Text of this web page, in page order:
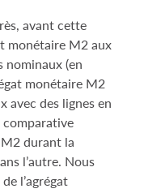
avant cette
monétaire M2 aux
nominaux (en
monétaire M2
avec des lignes en
durant la
l’autre. Nous
l’agrégat